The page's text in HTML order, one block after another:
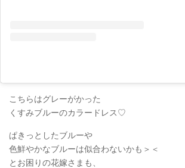
こちらはグレーがかった
くすみブルーのカラードレス♡
ぱきっとしたブルーや
色鮮やかなブルーは似合わないかも＞＜
とお困りの花嫁さまも、